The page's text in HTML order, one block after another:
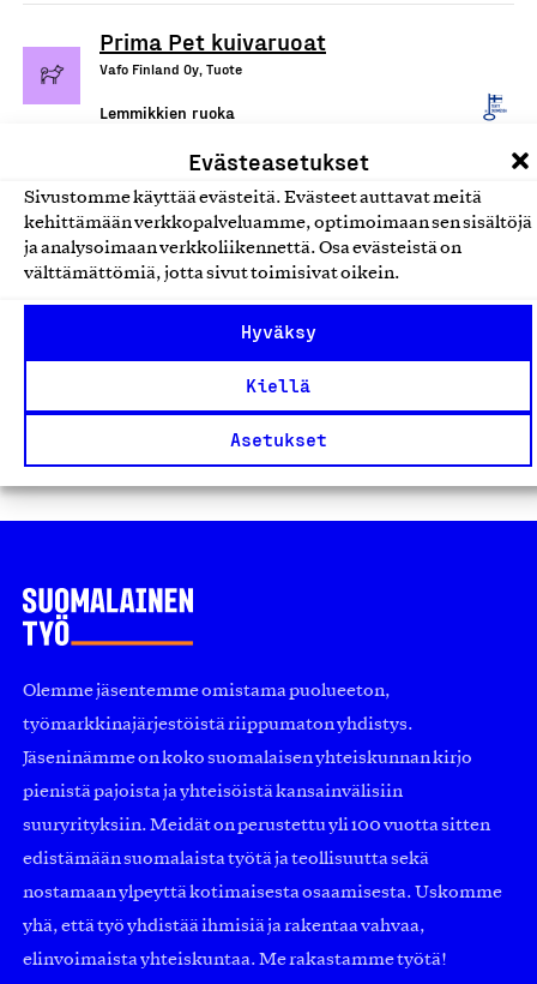
Evästeasetukset
Sivustomme käyttää evästeitä. Evästeet auttavat meitä
kehittämään verkkopalveluamme, optimoimaan sen sisältöjä
ja analysoimaan verkkoliikennettä. Osa evästeistä on
välttämättömiä, jotta sivut toimisivat oikein.
Hyväksy
Kiellä
Asetukset
Prima Pet kuivaruoat
Vafo Finland Oy, Tuote
Lemmikkien ruoka
Arctic Lake Treats - kuivatut
kalaherkut lemmikeille
Lapland Tails Oy, Tuote
Lemmikkien ruoka
Pure Muikku koiranherkku
Tahvon Pippuri Oy, Tuote
Lemmikkien ruoka
Olemme jäsentemme omistama puolueeton,
työmarkkinajärjestöistä riippumaton yhdistys.
Jäseninämme on koko suomalaisen yhteiskunnan kirjo
pienistä pajoista ja yhteisöistä kansainvälisiin
suuryrityksiin. Meidät on perustettu yli 100 vuotta sitten
edistämään suomalaista työtä ja teollisuutta sekä
nostamaan ylpeyttä kotimaisesta osaamisesta. Uskomme
yhä, että työ yhdistää ihmisiä ja rakentaa vahvaa,
elinvoimaista yhteiskuntaa. Me rakastamme työtä!